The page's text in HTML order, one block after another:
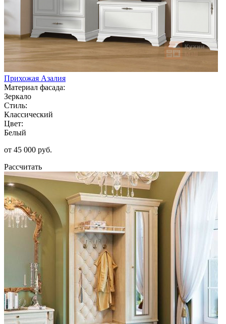
Прихожая Азалия
Материал фасада:
Зеркало
Стиль:
Классический
Цвет:
Белый
от 45 000 руб.
Рассчитать